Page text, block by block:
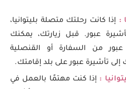
: إذا كانت رحلتك متصلة بليتوانيا،
عبور. قبل زيارتك، يمكنك
من السفارة أو القنصلية
إلى تأشيرة عبور على بلد إقامتك.
: إذا كنت مهتمًا بالعمل في